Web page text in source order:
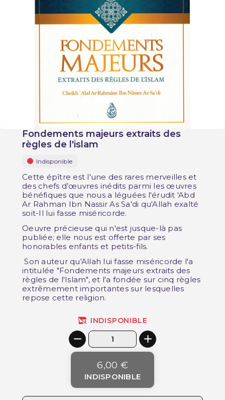
Fondements majeurs extraits des
règles de l'islam
Indisponible
Cette épître est l'une des rares merveilles et
des chefs d’œuvres inédits parmi les œuvres
bénéfiques que nous a léguées l'érudit 'Abd
Ar Rahman Ibn Nassir As Sa'di qu'Allah exalté
soit-Il lui fasse miséricorde.
Oeuvre précieuse qui n'est jusque-là pas
publiée; elle nous est offerte par ses
honorables enfants et petits-fils.
Son auteur qu'Allah lui fasse miséricorde l'a
intitulée "Fondements majeurs extraits des
règles de l'Islam", et l'a fondée sur cinq règles
extrêmement importantes sur lesquelles
repose cette religion.
INDISPONIBLE
6,00 €
INDISPONIBLE